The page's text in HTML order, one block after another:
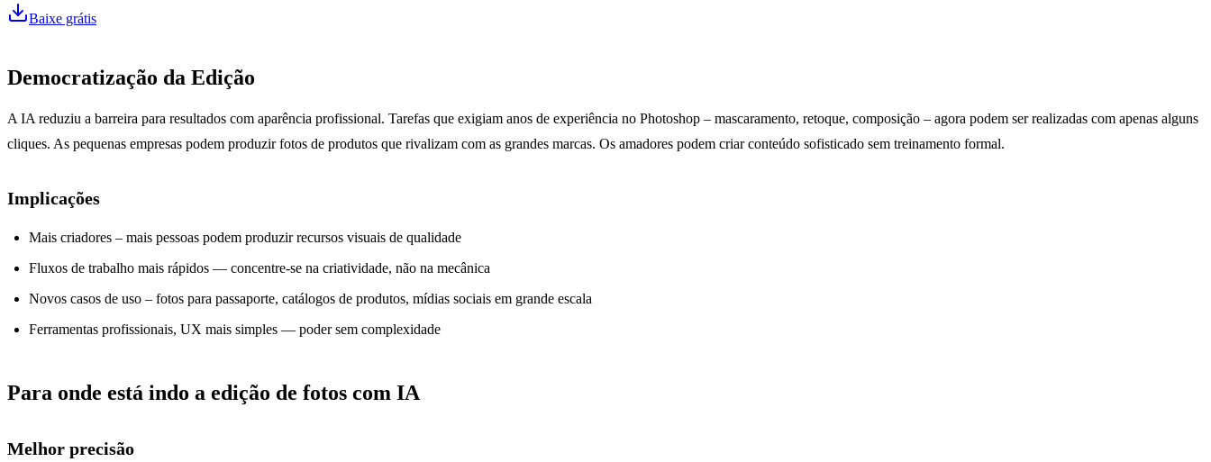
Baixe grátis
Democratização da Edição
A IA reduziu a barreira para resultados com aparência profissional. Tarefas que exigiam anos de experiência no Photoshop – mascaramento, retoque, composição – agora podem ser realizadas com apenas alguns
cliques. As pequenas empresas podem produzir fotos de produtos que rivalizam com as grandes marcas. Os amadores podem criar conteúdo sofisticado sem treinamento formal.
Implicações
Mais criadores – mais pessoas podem produzir recursos visuais de qualidade
Fluxos de trabalho mais rápidos — concentre-se na criatividade, não na mecânica
Novos casos de uso – fotos para passaporte, catálogos de produtos, mídias sociais em grande escala
Ferramentas profissionais, UX mais simples — poder sem complexidade
Para onde está indo a edição de fotos com IA
Melhor precisão